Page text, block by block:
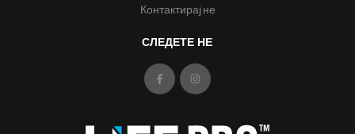
Контактирај не
СЛЕДЕТЕ НЕ